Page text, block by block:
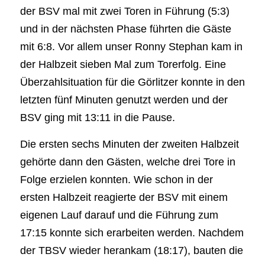
der BSV mal mit zwei Toren in Führung (5:3)
und in der nächsten Phase führten die Gäste
mit 6:8. Vor allem unser Ronny Stephan kam in
der Halbzeit sieben Mal zum Torerfolg. Eine
Überzahlsituation für die Görlitzer konnte in den
letzten fünf Minuten genutzt werden und der
BSV ging mit 13:11 in die Pause.
Die ersten sechs Minuten der zweiten Halbzeit
gehörte dann den Gästen, welche drei Tore in
Folge erzielen konnten. Wie schon in der
ersten Halbzeit reagierte der BSV mit einem
eigenen Lauf darauf und die Führung zum
17:15 konnte sich erarbeiten werden. Nachdem
der TBSV wieder herankam (18:17), bauten die